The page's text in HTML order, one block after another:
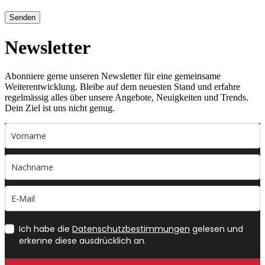
Senden
Newsletter
Abonniere gerne unseren Newsletter für eine gemeinsame
Weiterentwicklung. Bleibe auf dem neuesten Stand und erfahre
regelmässig alles über unsere Angebote, Neuigkeiten und Trends.
Dein Ziel ist uns nicht genug.
Ich habe die Datenschutzbestimmungen gelesen und
erkenne diese ausdrücklich an.